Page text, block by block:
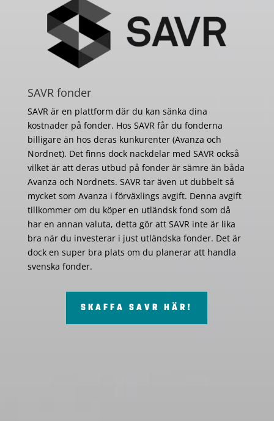
SAVR fonder
SAVR är en plattform där du kan sänka dina
kostnader på fonder. Hos SAVR får du fonderna
billigare än hos deras kunkurenter (Avanza och
Nordnet). Det finns dock nackdelar med SAVR också
vilket är att deras utbud på fonder är sämre än båda
Avanza och Nordnets. SAVR tar även ut dubbelt så
mycket som Avanza i förväxlings avgift. Denna avgift
tillkommer om du köper en utländsk fond som då
har en annan valuta, detta gör att SAVR inte är lika
bra när du investerar i just utländska fonder. Det är
dock en super bra plats om du planerar att handla
svenska fonder.
SKAFFA SAVR HÄR!